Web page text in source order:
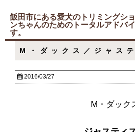
飯田市にある愛犬のトリミングシ
ンちゃんのためのトータルアドバ
す。
M・ダックス／ジャス
2016/03/27
M・ダック